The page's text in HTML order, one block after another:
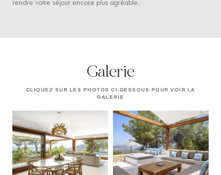
rendre votre séjour encore plus agréable.
Galerie
CLIQUEZ SUR LES PHOTOS CI-DESSOUS POUR VOIR LA
GALERIE